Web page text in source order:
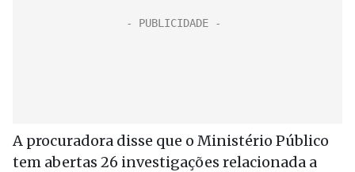
A procuradora disse que o Ministério Público
tem abertas 26 investigações relacionada a